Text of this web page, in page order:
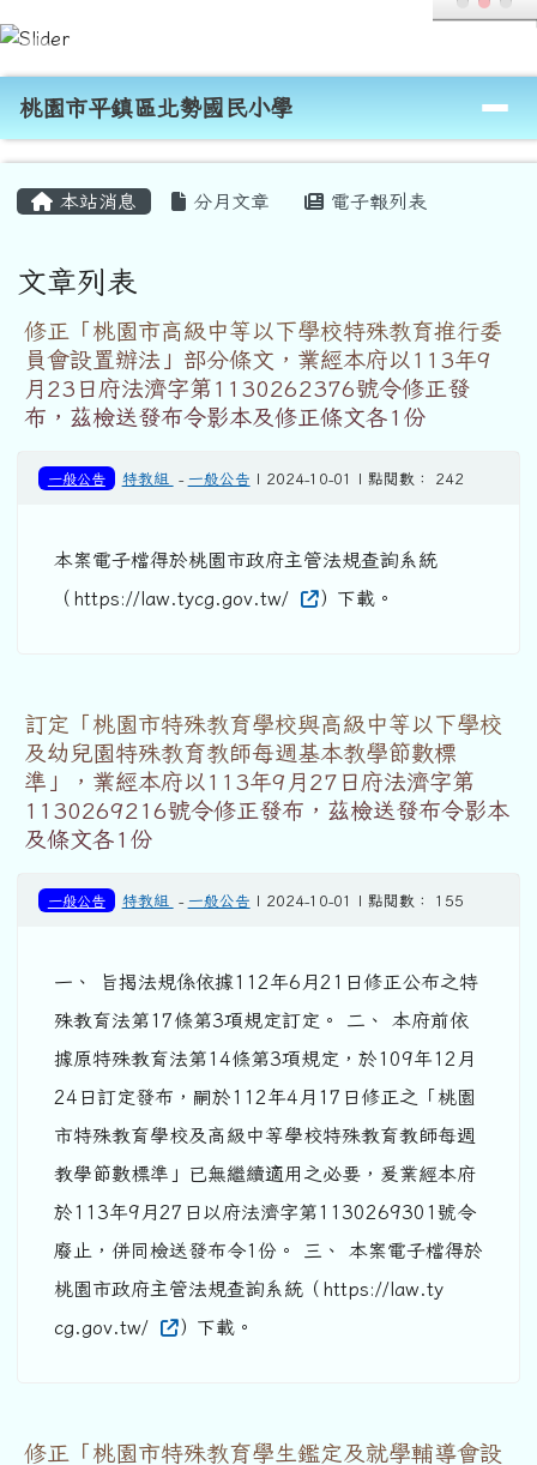
跳至主內容區
桃園市平鎮區北勢國民小學
導覽列
桃園市平鎮區北勢國民小學
本站消息 分月文章 電子報列表
文章列表
修正「桃園市高級中等以下學校特殊教育推行委
員會設置辦法」部分條文，業經本府以113年9
月23日府法濟字第1130262376號令修正發
布，茲檢送發布令影本及修正條文各1份
一般公告 特教組 - 一般公告 | 2024-10-01 | 點閱數： 242
本案電子檔得於桃園市政府主管法規查詢系統
（https://law.tycg.gov.tw/
）下載。
訂定「桃園市特殊教育學校與高級中等以下學校
及幼兒園特殊教育教師每週基本教學節數標
準」，業經本府以113年9月27日府法濟字第
1130269216號令修正發布，茲檢送發布令影本
及條文各1份
一般公告 特教組 - 一般公告 | 2024-10-01 | 點閱數： 155
一、 旨揭法規係依據112年6月21日修正公布之特
殊教育法第17條第3項規定訂定。 二、 本府前依
據原特殊教育法第14條第3項規定，於109年12月
24日訂定發布，嗣於112年4月17日修正之「桃園
市特殊教育學校及高級中等學校特殊教育教師每週
教學節數標準」已無繼續適用之必要，爰業經本府
於113年9月27日以府法濟字第1130269301號令
廢止，併同檢送發布令1份。 三、 本案電子檔得於
桃園市政府主管法規查詢系統（https://law.ty
cg.gov.tw/
）下載。
修正「桃園市特殊教育學生鑑定及就學輔導會設